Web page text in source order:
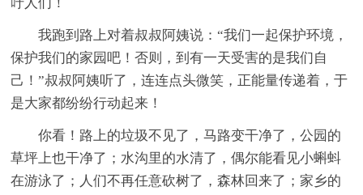
吁人们！
我跑到路上对着叔叔阿姨说：“我们一起保护环境，
保护我们的家园吧！否则，到有一天受害的是我们自
己！”叔叔阿姨听了，连连点头微笑，正能量传递着，于
是大家都纷纷行动起来！
你看！路上的垃圾不见了，马路变干净了，公园的
草坪上也干净了；水沟里的水清了，偶尔能看见小蝌蚪
在游泳了；人们不再任意砍树了，森林回来了；家乡的